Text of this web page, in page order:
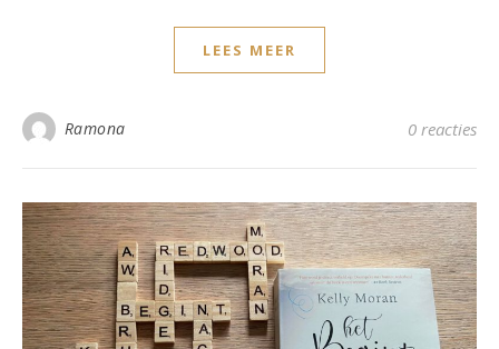
LEES MEER
Ramona 0 reacties